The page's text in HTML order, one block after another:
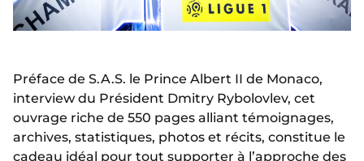
Préface de S.A.S. le Prince Albert II de Monaco,
interview du Président Dmitry Rybolovlev, cet
ouvrage riche de 550 pages alliant témoignages,
archives, statistiques, photos et récits, constitue le
cadeau idéal pour tout supporter à l’approche des